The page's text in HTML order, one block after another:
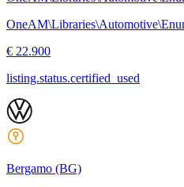
€ 22.900
listing.status.certified_used
Bergamo (BG)